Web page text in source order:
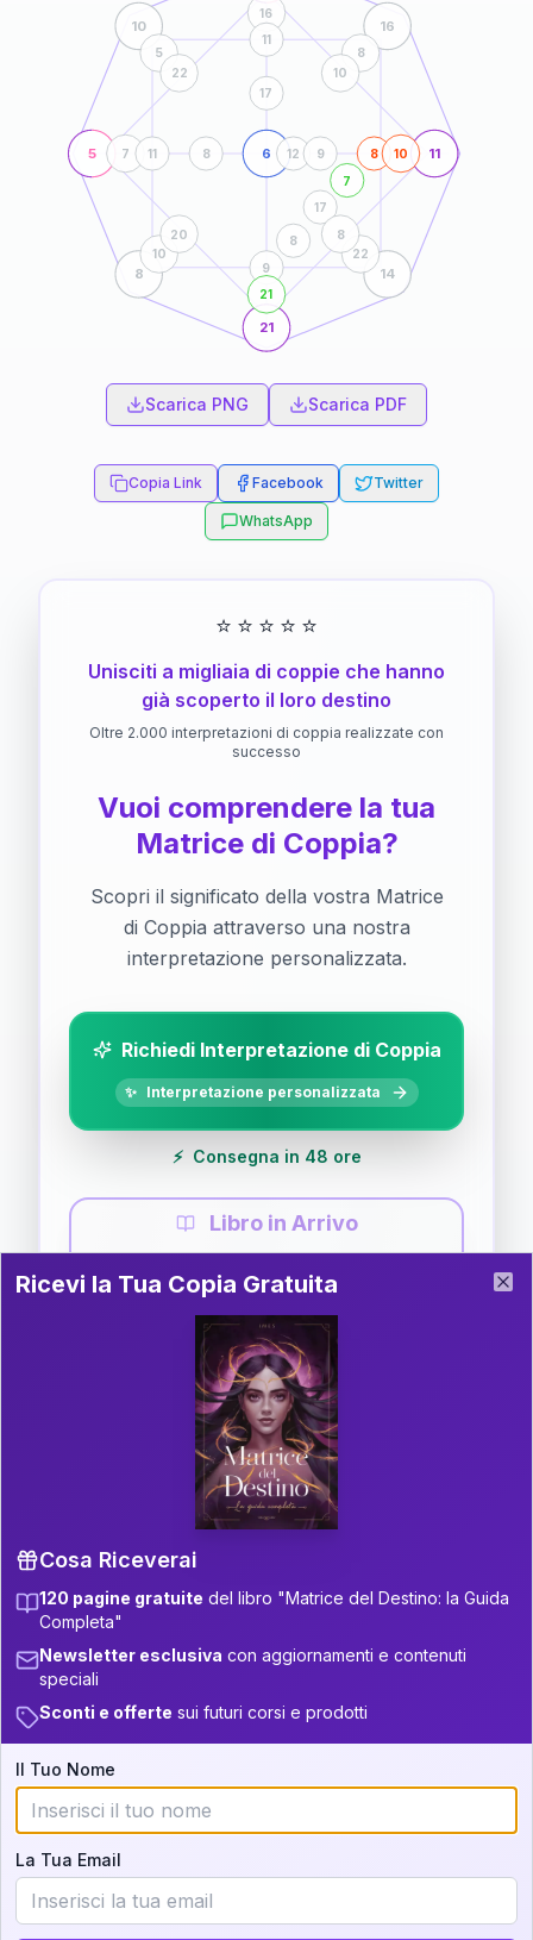
5 11
21
6
10 16
8 14
9
8
17
7
8
7
16
10
21
11
11
12 9
8
17
5
22
8
10
10
20
22
8
Scarica PNG Scarica PDF
Copia Link Facebook Twitter
WhatsApp
⭐ ⭐ ⭐ ⭐ ⭐
Unisciti a migliaia di coppie che hanno
già scoperto il loro destino
Oltre 2.000 interpretazioni di coppia realizzate con
successo
Vuoi comprendere la tua
Matrice di Coppia?
Scopri il significato della vostra Matrice
di Coppia attraverso una nostra
interpretazione personalizzata.
Richiedi Interpretazione di Coppia
✨ Interpretazione personalizzata
⚡ Consegna in 48 ore
Libro in Arrivo
Guida completa di Coppia
Il libro è in fase di scrittura. Iscriviti alla newsletter
per ricevere aggiornamenti!
P.S. Interpretazione parziale
gratuita
Scorri più in basso per vedere
un'interpretazione parziale gratuita della tua
Iscriviti alla newsletter per ricevere
aggiornamenti quando sarà disponibile.
Cosa scoprirete nella vostra
interpretazione:
💕 Come rafforzare la vostra unione
Ricevi la Tua Copia Gratuita del Libro
Ricevi la Tua Copia Gratuita
Cosa Riceverai
120 pagine gratuite del libro "Matrice del Destino: la Guida
Completa"
Newsletter esclusiva con aggiornamenti e contenuti
speciali
Sconti e offerte sui futuri corsi e prodotti
Il Tuo Nome
La Tua Email